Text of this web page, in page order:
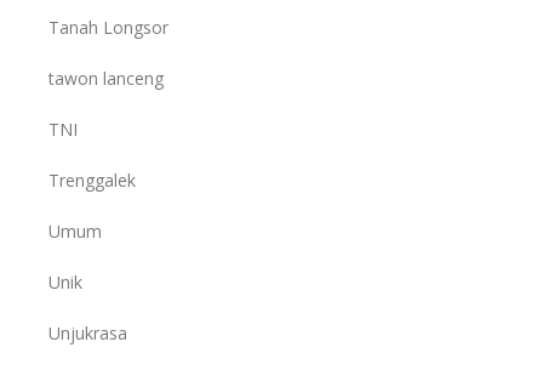
Tanah Longsor
tawon lanceng
TNI
Trenggalek
Umum
Unik
Unjukrasa